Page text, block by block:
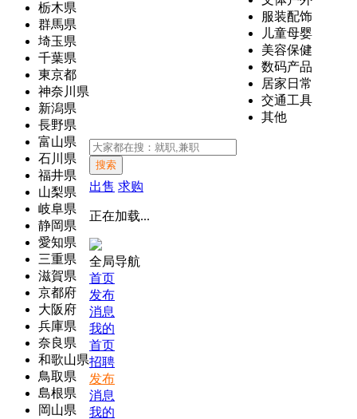
栃木県
群馬県
埼玉県
千葉県
東京都
神奈川県
新潟県
長野県
富山県
石川県
福井県
山梨県
岐阜県
静岡県
愛知県
三重県
滋賀県
京都府
大阪府
兵庫県
奈良県
和歌山県
鳥取県
島根県
岡山県
服装配饰
儿童母婴
美容保健
数码产品
居家日常
交通工具
其他
搜索
出售 求购
正在加载...
全局导航
首页
发布
消息
我的
首页
招聘
发布
消息
我的